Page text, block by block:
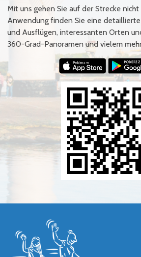
Mit uns gehen Sie auf der Strecke
Anwendung finden Sie eine
und Ausflügen, interessanten Orten
360-Grad-Panoramen und vielem